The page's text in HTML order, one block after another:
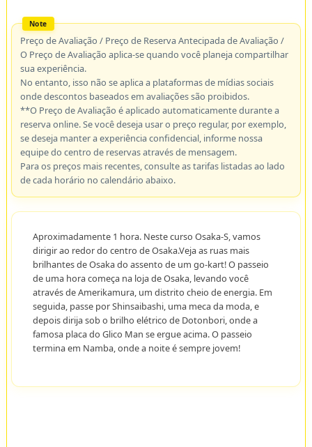
Preço de Avaliação / Preço de Reserva Antecipada de Avaliação /
O Preço de Avaliação aplica-se quando você planeja compartilhar
sua experiência.
No entanto, isso não se aplica a plataformas de mídias sociais
onde descontos baseados em avaliações são proibidos.
**O Preço de Avaliação é aplicado automaticamente durante a
reserva online. Se você deseja usar o preço regular, por exemplo,
se deseja manter a experiência confidencial, informe nossa
equipe do centro de reservas através de mensagem.
Para os preços mais recentes, consulte as tarifas listadas ao lado
de cada horário no calendário abaixo.
Aproximadamente 1 hora. Neste curso Osaka-S, vamos
dirigir ao redor do centro de Osaka.Veja as ruas mais
brilhantes de Osaka do assento de um go-kart! O passeio
de uma hora começa na loja de Osaka, levando você
através de Amerikamura, um distrito cheio de energia. Em
seguida, passe por Shinsaibashi, uma meca da moda, e
depois dirija sob o brilho elétrico de Dotonbori, onde a
famosa placa do Glico Man se ergue acima. O passeio
termina em Namba, onde a noite é sempre jovem!